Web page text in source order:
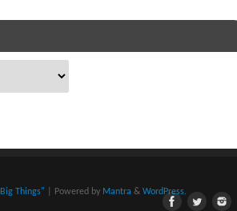
Things" | Powered by Mantra & WordPress.